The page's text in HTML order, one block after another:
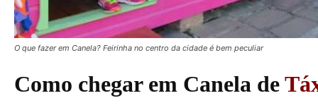
O que fazer em Canela? Feirinha no centro da cidade é bem peculiar
Como chegar em Canela de